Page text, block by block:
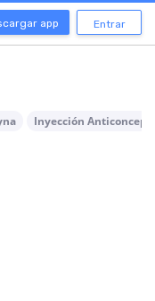
app Entrar
Inyección